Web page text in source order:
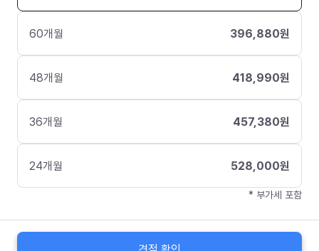
60개월 396,880원
48개월 418,990원
36개월 457,380원
24개월 528,000원
* 부가세 포함